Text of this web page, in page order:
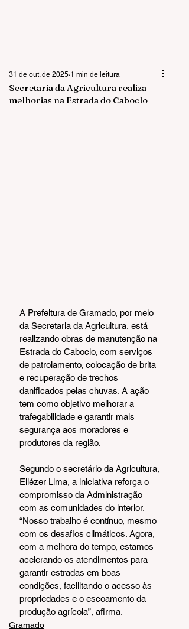
Secretaria da Agricultura realiza
melhorias na Estrada do Caboclo
31 de out. de 2025 1 min de leitura
A Prefeitura de Gramado, por meio
da Secretaria da Agricultura, está
realizando obras de manutenção na
Estrada do Caboclo, com serviços
de patrolamento, colocação de brita
e recuperação de trechos
danificados pelas chuvas. A ação
tem como objetivo melhorar a
trafegabilidade e garantir mais
segurança aos moradores e
produtores da região.
Segundo o secretário da Agricultura,
Eliézer Lima, a iniciativa reforça o
compromisso da Administração
com as comunidades do interior.
“Nosso trabalho é contínuo, mesmo
com os desafios climáticos. Agora,
com a melhora do tempo, estamos
acelerando os atendimentos para
garantir estradas em boas
condições, facilitando o acesso às
propriedades e o escoamento da
produção agrícola”, afirma.
Gramado